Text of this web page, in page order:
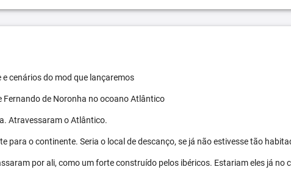
cenários do mod que lançaremos
Fernando de Noronha no ocoano Atlântico
Atravessaram o Atlântico.
para o continente. Seria o local de descanço, se já não estivesse tão
por ali, como um forte construído pelos ibéricos. Estariam eles já no